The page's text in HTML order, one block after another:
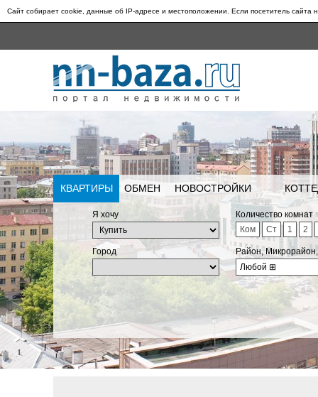
Сайт собирает cookie, данные об IP-адресе и местоположении. Если посетитель сайта
КВАРТИРЫ ОБМЕН НОВОСТРОЙКИ
Я хочу
Количество комнат
Ком
Ст 1 2
Город
Район,
Любой ⊞